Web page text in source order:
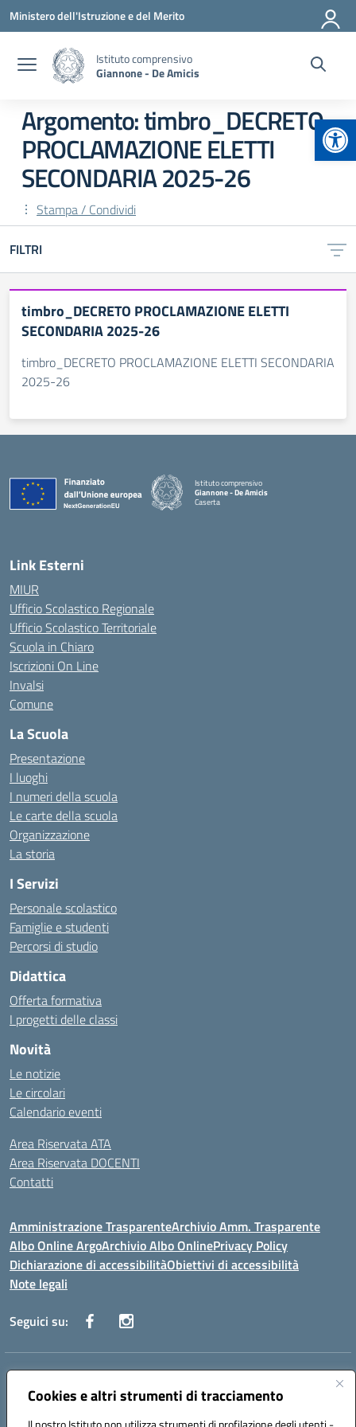
Cookies e altri strumenti di tracciamento
Vai ai contenuti
Vai al menu di navigazione
Vai al footer
Ministero dell'Istruzione e del Merito
Istituto comprensivo
Giannone - De Amicis
Argomento: timbro_DECRETO
PROCLAMAZIONE ELETTI
SECONDARIA 2025-26
Stampa / Condividi
FILTRI
timbro_DECRETO PROCLAMAZIONE ELETTI
SECONDARIA 2025-26
timbro_DECRETO PROCLAMAZIONE ELETTI SECONDARIA
2025-26
Istituto comprensivo
Giannone - De Amicis
Caserta
Link Esterni
MIUR
Ufficio Scolastico Regionale
Ufficio Scolastico Territoriale
Scuola in Chiaro
Iscrizioni On Line
Invalsi
Comune
La Scuola
Presentazione
I luoghi
I numeri della scuola
Le carte della scuola
Organizzazione
La storia
I Servizi
Personale scolastico
Famiglie e studenti
Percorsi di studio
Didattica
Offerta formativa
I progetti delle classi
Novità
Le notizie
Le circolari
Calendario eventi
Area Riservata ATA
Area Riservata DOCENTI
Contatti
Amministrazione TrasparenteArchivio Amm. Trasparente
Albo Online ArgoArchivio Albo OnlinePrivacy Policy
Dichiarazione di accessibilitàObiettivi di accessibilità
Note legali
Seguici su:
Indirizzo:
Centralino:0823 742191 Email:CEIC8BC00Q@istruzione.it